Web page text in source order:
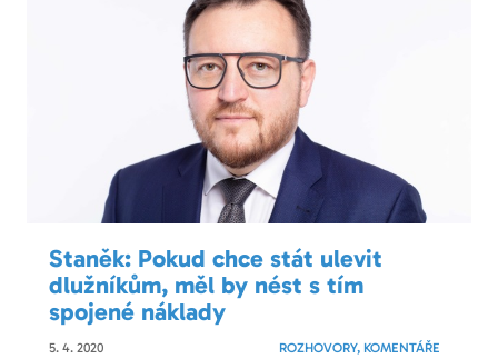
Staněk: Pokud chce stát ulevit
dlužníkům, měl by nést s tím
spojené náklady
5. 4. 2020 ROZHOVORY, KOMENTÁŘE